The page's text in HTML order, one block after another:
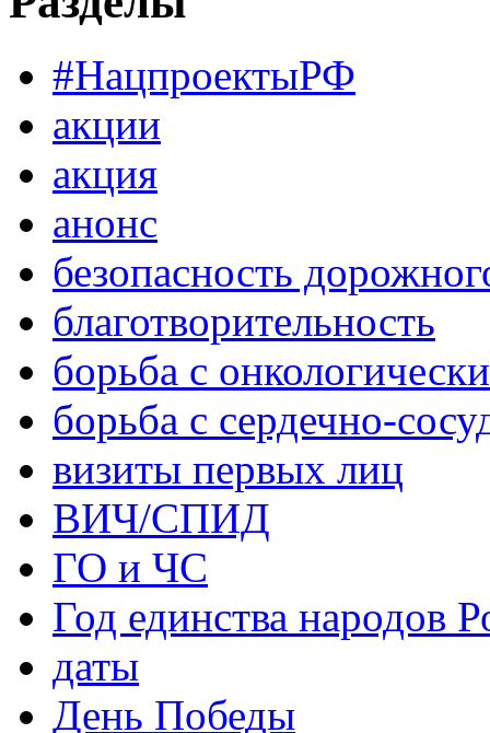
#НацпроектыРФ
акции
акция
анонс
безопасность
благотворительность
борьба с
борьба с сердечно-
визиты первых лиц
ВИЧ/СПИД
ГО и ЧС
Год единства народов
даты
День Победы